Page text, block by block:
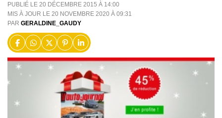
PUBLIÉ LE 20 DÉCEMBRE 2015 À 14:00
MIS À JOUR LE 20 NOVEMBRE 2020 À 09:31
PAR GERALDINE_GAUDY